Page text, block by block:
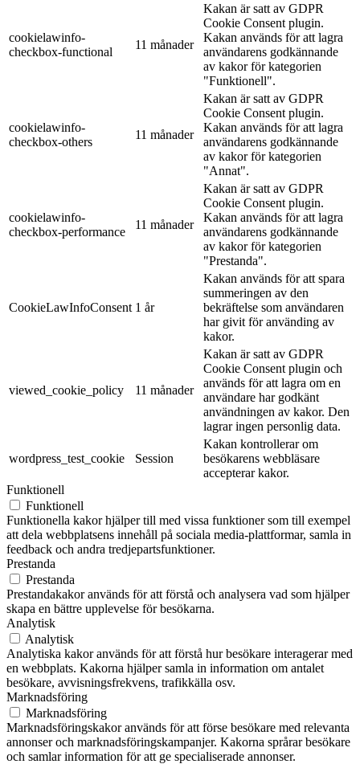
cookielawinfo-
checkbox-functional
11 månader
Kakan är satt av GDPR
Cookie Consent plugin.
Kakan används för att lagra
användarens godkännande
av kakor för kategorien
"Funktionell".
cookielawinfo-
checkbox-others
11 månader
Kakan är satt av GDPR
Cookie Consent plugin.
Kakan används för att lagra
användarens godkännande
av kakor för kategorien
"Annat".
cookielawinfo-
checkbox-performance
11 månader
Kakan är satt av GDPR
Cookie Consent plugin.
Kakan används för att lagra
användarens godkännande
av kakor för kategorien
"Prestanda".
CookieLawInfoConsent 1 år
Kakan används för att spara
summeringen av den
bekräftelse som användaren
har givit för använding av
kakor.
viewed_cookie_policy 11 månader
Kakan är satt av GDPR
Cookie Consent plugin och
används för att lagra om en
användare har godkänt
användningen av kakor. Den
lagrar ingen personlig data.
wordpress_test_cookie Session
Kakan kontrollerar om
besökarens webbläsare
accepterar kakor.
Funktionell
Funktionell
Funktionella kakor hjälper till med vissa funktioner som till exempel
att dela webbplatsens innehåll på sociala media-plattformar, samla in
feedback och andra tredjepartsfunktioner.
Prestanda
Prestanda
Prestandakakor används för att förstå och analysera vad som hjälper
skapa en bättre upplevelse för besökarna.
Analytisk
Analytisk
Analytiska kakor används för att förstå hur besökare interagerar med
en webbplats. Kakorna hjälper samla in information om antalet
besökare, avvisningsfrekvens, trafikkälla osv.
Marknadsföring
Marknadsföring
Marknadsföringskakor används för att förse besökare med relevanta
annonser och marknadsföringskampanjer. Kakorna språrar besökare
och samlar information för att ge specialiserade annonser.